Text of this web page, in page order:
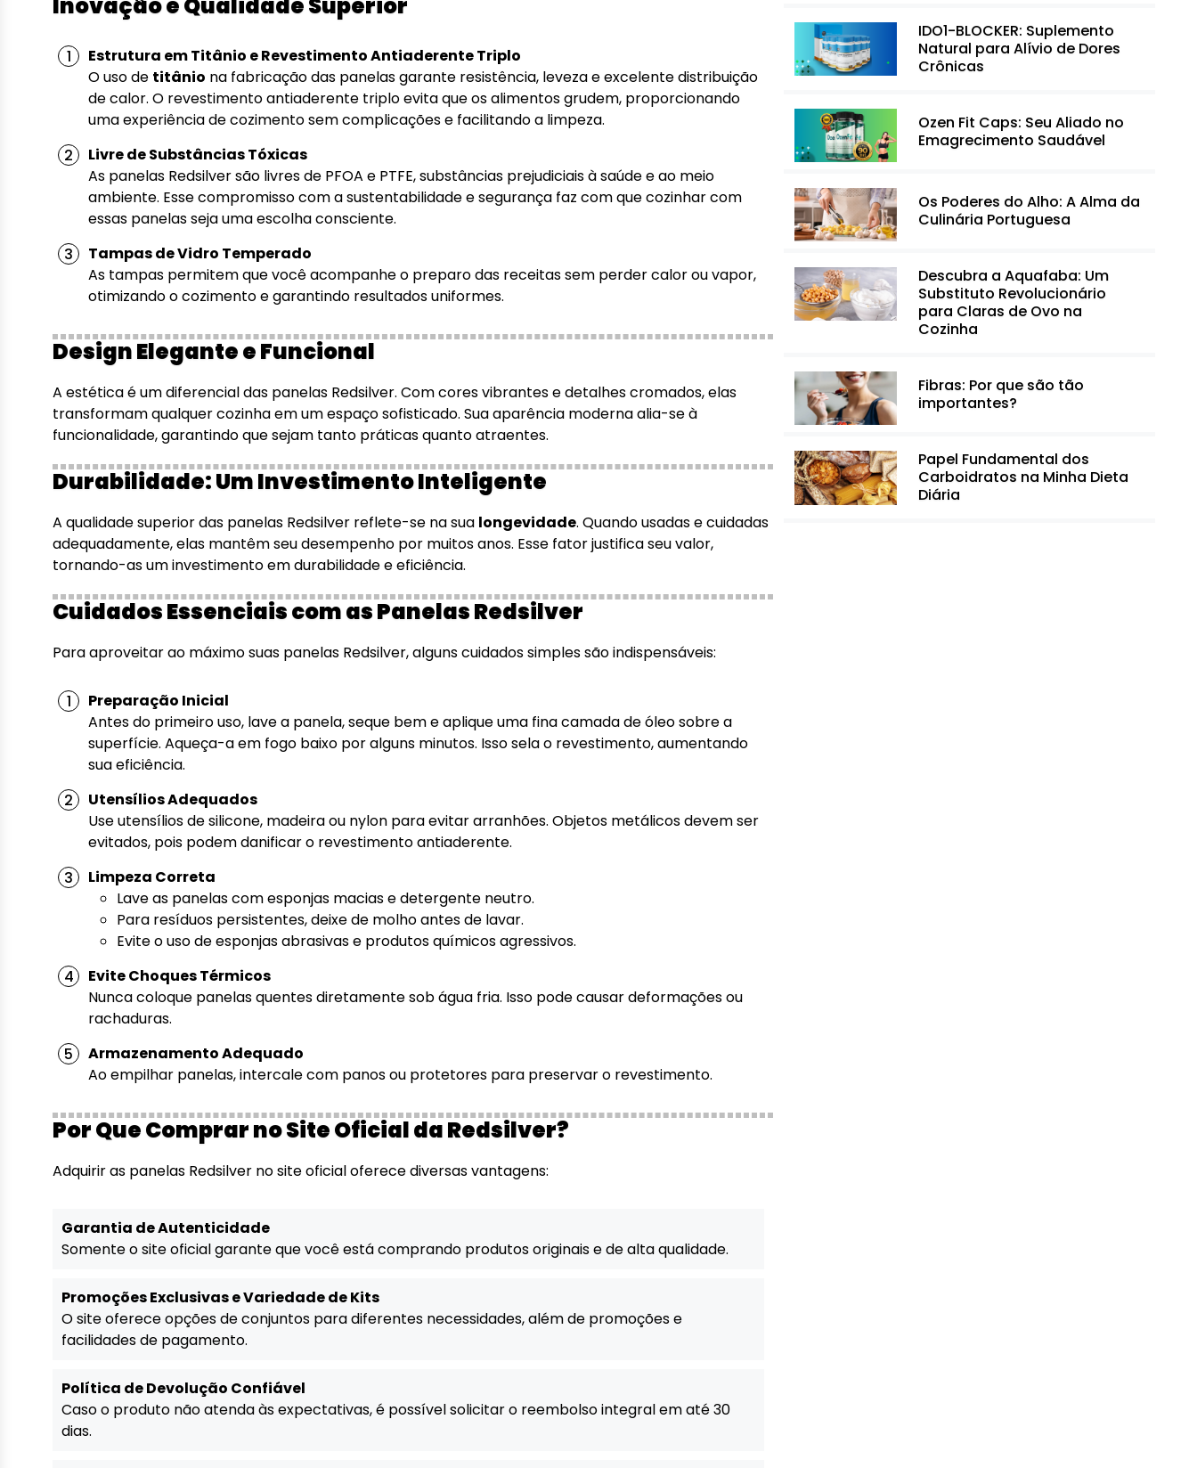
Estrutura em Titânio e Revestimento Antiaderente Triplo
O uso de titânio na fabricação das panelas garante resistência, leveza e excelente distribuição
de calor. O revestimento antiaderente triplo evita que os alimentos grudem, proporcionando
uma experiência de cozimento sem complicações e facilitando a limpeza.
Livre de Substâncias Tóxicas
As panelas Redsilver são livres de PFOA e PTFE, substâncias prejudiciais à saúde e ao meio
ambiente. Esse compromisso com a sustentabilidade e segurança faz com que cozinhar com
essas panelas seja uma escolha consciente.
Tampas de Vidro Temperado
As tampas permitem que você acompanhe o preparo das receitas sem perder calor ou vapor,
otimizando o cozimento e garantindo resultados uniformes.
Design Elegante e Funcional
A estética é um diferencial das panelas Redsilver. Com cores vibrantes e detalhes cromados, elas
transformam qualquer cozinha em um espaço sofisticado. Sua aparência moderna alia-se à
funcionalidade, garantindo que sejam tanto práticas quanto atraentes.
Durabilidade: Um Investimento Inteligente
A qualidade superior das panelas Redsilver reflete-se na sua longevidade. Quando usadas e cuidadas
adequadamente, elas mantêm seu desempenho por muitos anos. Esse fator justifica seu valor,
tornando-as um investimento em durabilidade e eficiência.
Cuidados Essenciais com as Panelas Redsilver
Para aproveitar ao máximo suas panelas Redsilver, alguns cuidados simples são indispensáveis:
Preparação Inicial
Antes do primeiro uso, lave a panela, seque bem e aplique uma fina camada de óleo sobre a
superfície. Aqueça-a em fogo baixo por alguns minutos. Isso sela o revestimento, aumentando
sua eficiência.
Utensílios Adequados
Use utensílios de silicone, madeira ou nylon para evitar arranhões. Objetos metálicos devem ser
evitados, pois podem danificar o revestimento antiaderente.
Limpeza Correta
Lave as panelas com esponjas macias e detergente neutro.
Para resíduos persistentes, deixe de molho antes de lavar.
Evite o uso de esponjas abrasivas e produtos químicos agressivos.
Evite Choques Térmicos
Nunca coloque panelas quentes diretamente sob água fria. Isso pode causar deformações ou
rachaduras.
Armazenamento Adequado
Ao empilhar panelas, intercale com panos ou protetores para preservar o revestimento.
Por Que Comprar no Site Oficial da Redsilver?
Adquirir as panelas Redsilver no site oficial oferece diversas vantagens:
Garantia de Autenticidade
Somente o site oficial garante que você está comprando produtos originais e de alta qualidade.
Promoções Exclusivas e Variedade de Kits
O site oferece opções de conjuntos para diferentes necessidades, além de promoções e
facilidades de pagamento.
Política de Devolução Confiável
Caso o produto não atenda às expectativas, é possível solicitar o reembolso integral em até 30
dias.
IDO1-BLOCKER: Suplemento
Natural para Alívio de Dores
Crônicas
Ozen Fit Caps: Seu Aliado no
Emagrecimento Saudável
Os Poderes do Alho: A Alma da
Culinária Portuguesa
Descubra a Aquafaba: Um
Substituto Revolucionário
para Claras de Ovo na
Cozinha
Fibras: Por que são tão
importantes?
Papel Fundamental dos
Carboidratos na Minha Dieta
Diária